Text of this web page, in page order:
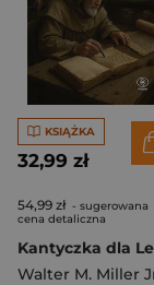
KSIĄŻKA
32,99 zł
54,99 zł - sugerowana
cena detaliczna
Walter M. Miller